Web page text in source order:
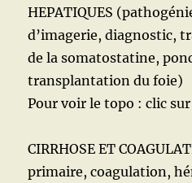
HEPATIQUES
d’imagerie, diagnostic,
de la somatostatine,
transplantation du foie)
Pour voir le topo : clic
CIRRHOSE ET
primaire, coagulation,